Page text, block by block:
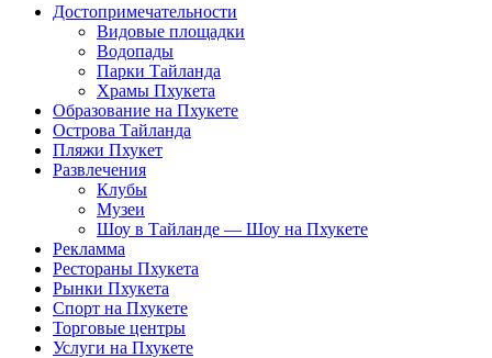
Достопримечательности
Видовые площадки
Водопады
Парки Тайланда
Храмы Пхукета
Образование на Пхукете
Острова Тайланда
Пляжи Пхукет
Развлечения
Клубы
Музеи
Шоу в Тайланде — Шоу на Пхукете
Рекламма
Рестораны Пхукета
Рынки Пхукета
Спорт на Пхукете
Торговые центры
Услуги на Пхукете